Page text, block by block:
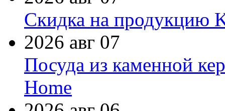
Скидка на продукцию
2026 авг 07
Посуда из каменной
Home